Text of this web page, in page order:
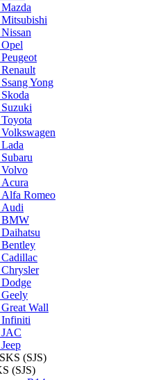
Yong
Volvo
Alfa Romeo
Audi
BMW
Wall
Infiniti
(SJS)